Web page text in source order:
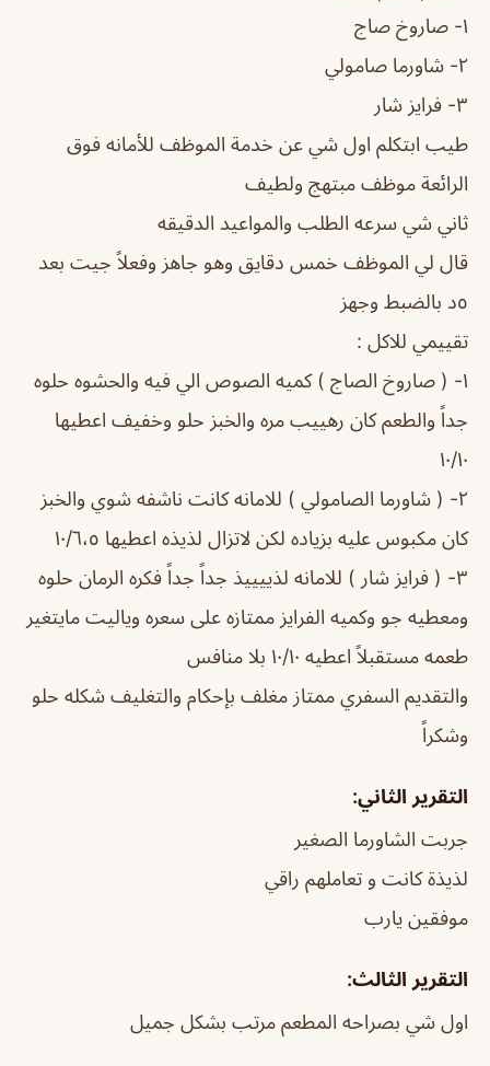
١- صاروخ صاج
٢- شاورما صامولي
٣- فرايز شار
طيب ابتكلم اول شي عن خدمة الموظف للأمانه فوق
الرائعة موظف مبتهج ولطيف
ثاني شي سرعه الطلب والمواعيد الدقيقه
قال لي الموظف خمس دقايق وهو جاهز وفعلاً جيت بعد
٥د بالضبط وجهز
تقييمي للاكل :
١- ( صاروخ الصاج ) كميه الصوص الي فيه والحشوه حلوه
جداً والطعم كان رهييب مره والخبز حلو وخفيف اعطيها
١٠/١٠
٢- ( شاورما الصامولي ) للامانه كانت ناشفه شوي والخبز
كان مكبوس عليه بزياده لكن لاتزال لذيذه اعطيها ١٠/٦،٥
٣- ( فرايز شار ) للامانه لذييييذ جداً جداً فكره الرمان حلوه
ومعطيه جو وكميه الفرايز ممتازه على سعره وياليت مايتغير
طعمه مستقبلاً اعطيه ١٠/١٠ بلا منافس
والتقديم السفري ممتاز مغلف بإحكام والتغليف شكله حلو
وشكراً
التقرير الثاني:
جربت الشاورما الصغير
لذيذة كانت و تعاملهم راقي
موفقين يارب
التقرير الثالث:
اول شي بصراحه المطعم مرتب بشكل جميل